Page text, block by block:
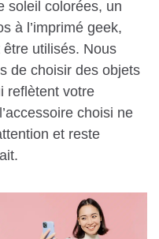
soleil colorées, un
à l’imprimé geek,
utilisés. Nous
de choisir des objets
reflètent votre
choisi ne
et reste